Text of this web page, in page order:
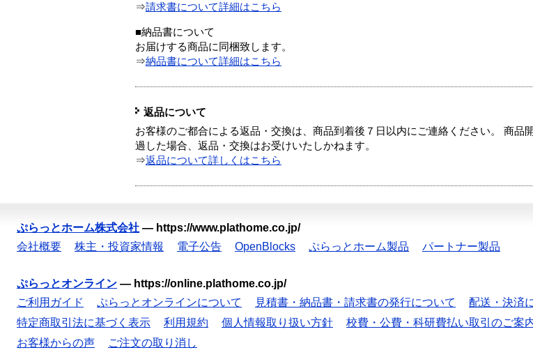
⇒請求書について詳細はこちら
■納品書について
お届けする商品に同梱致します。
⇒納品書について詳細はこちら
返品について
お客様のご都合による返品・交換は、商品到着後７日以内にご連絡ください。 商品
過した場合、返品・交換はお受けいたしかねます。
⇒返品について詳しくはこちら
ぷらっとホーム株式会社 — https://www.plathome.co.jp/
会社概要
株主・投資家情報 電子公告 OpenBlocks ぷらっとホーム製品 パートナー製品
ぷらっとオンライン — https://online.plathome.co.jp/
ご利用ガイド
ぷらっとオンラインについて 見積書・納品書・請求書の発行について 配送・決済
特定商取引法に基づく表示
利用規約 個人情報取り扱い方針 校費・公費・科研費払い取引のご案
お客様からの声
ご注文の取り消し